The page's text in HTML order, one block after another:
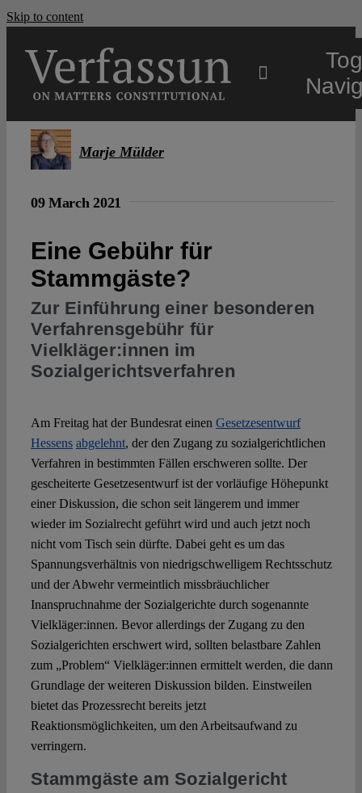
Skip to content
Projects
Authors
Marje Mülder
09 March 2021
Eine Gebühr für
Stammgäste?
Zur Einführung einer besonderen
Verfahrensgebühr für
Vielkläger:innen im
Sozialgerichtsverfahren
Am Freitag hat der Bundesrat einen Gesetzesentwurf
Hessens abgelehnt, der den Zugang zu sozialgerichtlichen
Verfahren in bestimmten Fällen erschweren sollte. Der
gescheiterte Gesetzesentwurf ist der vorläufige Höhepunkt
einer Diskussion, die schon seit längerem und immer
wieder im Sozialrecht geführt wird und auch jetzt noch
nicht vom Tisch sein dürfte. Dabei geht es um das
Spannungsverhältnis von niedrigschwelligem Rechtsschutz
und der Abwehr vermeintlich missbräuchlicher
Inanspruchnahme der Sozialgerichte durch sogenannte
Vielkläger:innen. Bevor allerdings der Zugang zu den
Sozialgerichten erschwert wird, sollten belastbare Zahlen
zum „Problem“ Vielkläger:innen ermittelt werden, die dann
Grundlage der weiteren Diskussion bilden. Einstweilen
bietet das Prozessrecht bereits jetzt
Reaktionsmöglichkeiten, um den Arbeitsaufwand zu
verringern.
Stammgäste am Sozialgericht